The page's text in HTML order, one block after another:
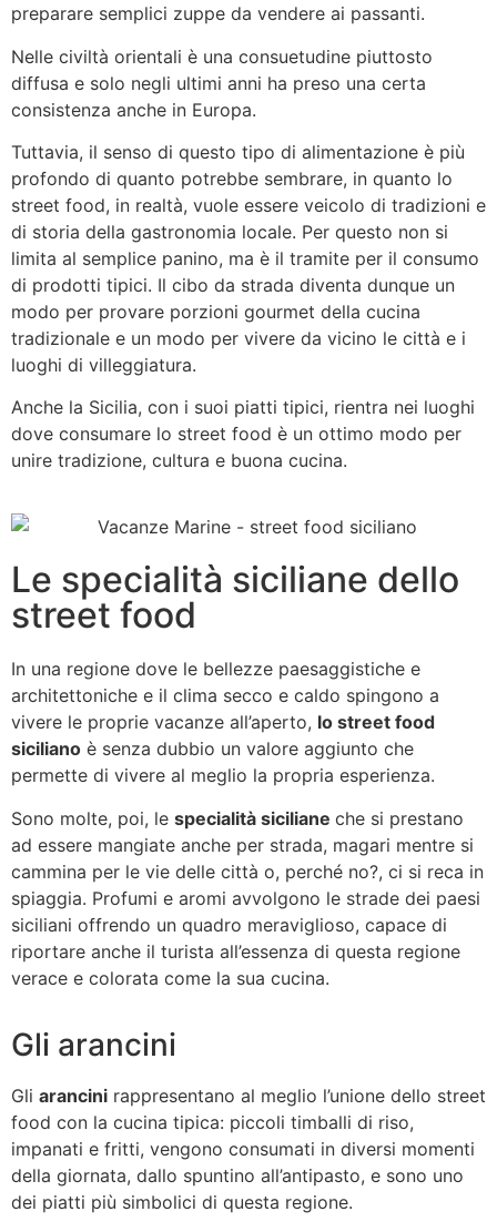
preparare semplici zuppe da vendere ai passanti.
Nelle civiltà orientali è una consuetudine piuttosto
diffusa e solo negli ultimi anni ha preso una certa
consistenza anche in Europa.
Tuttavia, il senso di questo tipo di alimentazione è più
profondo di quanto potrebbe sembrare, in quanto lo
street food, in realtà, vuole essere veicolo di tradizioni e
di storia della gastronomia locale. Per questo non si
limita al semplice panino, ma è il tramite per il consumo
di prodotti tipici. Il cibo da strada diventa dunque un
modo per provare porzioni gourmet della cucina
tradizionale e un modo per vivere da vicino le città e i
luoghi di villeggiatura.
Anche la Sicilia, con i suoi piatti tipici, rientra nei luoghi
dove consumare lo street food è un ottimo modo per
unire tradizione, cultura e buona cucina.
Le specialità siciliane dello
street food
In una regione dove le bellezze paesaggistiche e
architettoniche e il clima secco e caldo spingono a
vivere le proprie vacanze all’aperto, lo street food
siciliano è senza dubbio un valore aggiunto che
permette di vivere al meglio la propria esperienza.
Sono molte, poi, le specialità siciliane che si prestano
ad essere mangiate anche per strada, magari mentre si
cammina per le vie delle città o, perché no?, ci si reca in
spiaggia. Profumi e aromi avvolgono le strade dei paesi
siciliani offrendo un quadro meraviglioso, capace di
riportare anche il turista all’essenza di questa regione
verace e colorata come la sua cucina.
Gli arancini
Gli arancini rappresentano al meglio l’unione dello street
food con la cucina tipica: piccoli timballi di riso,
impanati e fritti, vengono consumati in diversi momenti
della giornata, dallo spuntino all’antipasto, e sono uno
dei piatti più simbolici di questa regione.